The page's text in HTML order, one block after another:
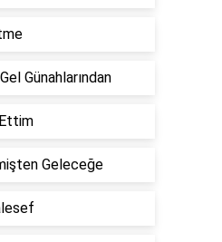
Günahlarından
Geleceğe